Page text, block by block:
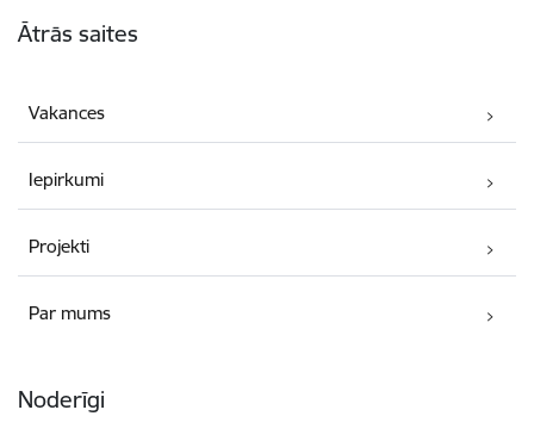
Ātrās saites
Vakances
Iepirkumi
Projekti
Par mums
Noderīgi